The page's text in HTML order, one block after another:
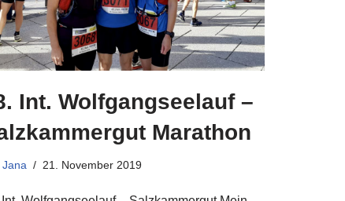
Int. Wolfgangseelauf –
Marathon
Jana 21. November 2019